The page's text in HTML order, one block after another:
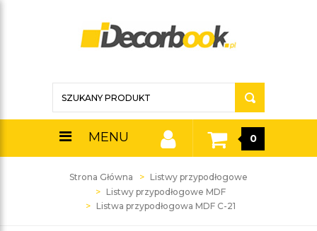
MENU 0
Strona Główna
Listwy przypodłogowe
Listwy przypodłogowe MDF
Listwa przypodłogowa MDF C-21